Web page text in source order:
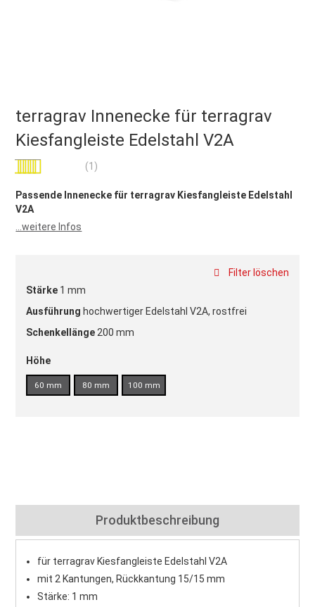
terragrav Innenecke für terragrav
Kiesfangleiste Edelstahl V2A
Bewertung: (1)
Passende Innenecke für terragrav Kiesfangleiste Edelstahl
V2A
...weitere Infos
Filter löschen
Höhe
60 mm 80 mm 100 mm
Stärke 1 mm
Ausführung hochwertiger Edelstahl V2A, rostfrei
Schenkellänge 200 mm
Produktbeschreibung
für terragrav Kiesfangleiste Edelstahl V2A
mit 2 Kantungen, Rückkantung 15/15 mm
Stärke: 1 mm